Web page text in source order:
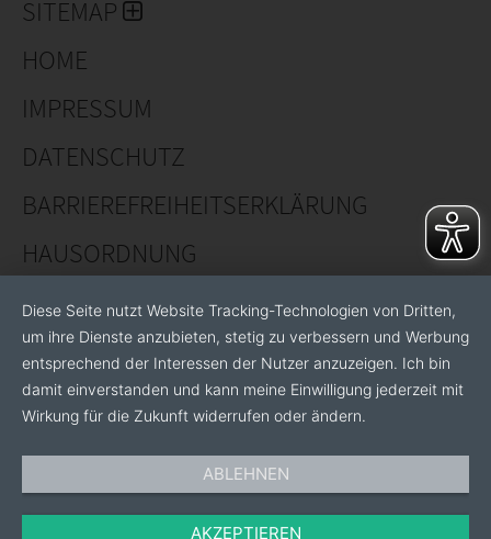
SITEMAP
HOME
IMPRESSUM
DATENSCHUTZ
BARRIEREFREIHEITSERKLÄRUNG
HAUSORDNUNG
Diese Seite nutzt Website Tracking-Technologien von Dritten,
um ihre Dienste anzubieten, stetig zu verbessern und Werbung
entsprechend der Interessen der Nutzer anzuzeigen. Ich bin
damit einverstanden und kann meine Einwilligung jederzeit mit
Wirkung für die Zukunft widerrufen oder ändern.
ABLEHNEN
AKZEPTIEREN